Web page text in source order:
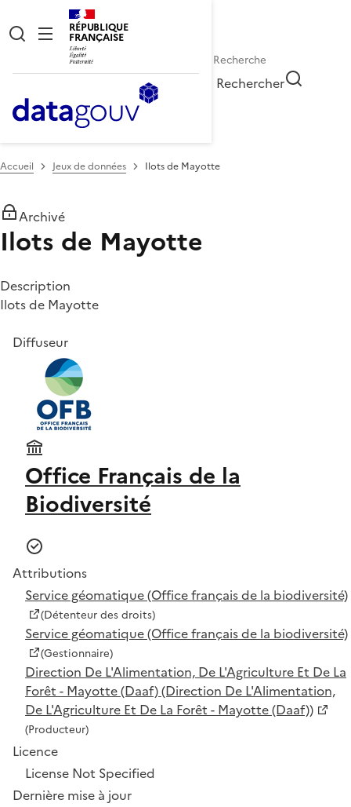
RÉPUBLIQUE
FRANÇAISE
Rechercher
Accueil Jeux de données Ilots de Mayotte
Archivé
Ilots de Mayotte
Description
Ilots de Mayotte
Diffuseur
Office Français de la
Biodiversité
Attributions
Service géomatique (Office français de la biodiversité)
(Détenteur des droits)
Service géomatique (Office français de la biodiversité)
(Gestionnaire)
Direction De L'Alimentation, De L'Agriculture Et De La
Forêt - Mayotte (Daaf) (Direction De L'Alimentation,
De L'Agriculture Et De La Forêt - Mayotte (Daaf))
(Producteur)
Licence
License Not Specified
Dernière mise à jour